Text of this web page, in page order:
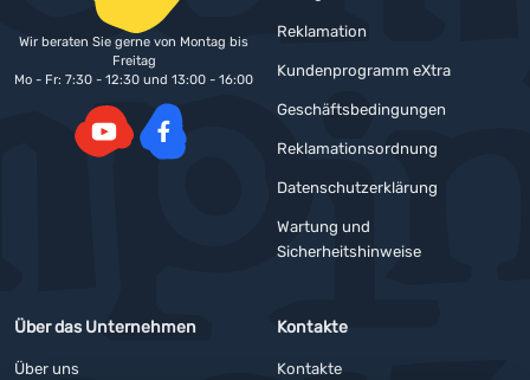
Reklamation
Kundenprogramm eXtra
Geschäftsbedingungen
Reklamationsordnung
Datenschutzerklärung
Wartung und
Sicherheitshinweise
Über das Unternehmen
Über uns
Kontakte
Kontakte
Wir beraten Sie gerne von Montag bis
Freitag
Mo - Fr: 7:30 - 12:30 und 13:00 - 16:00